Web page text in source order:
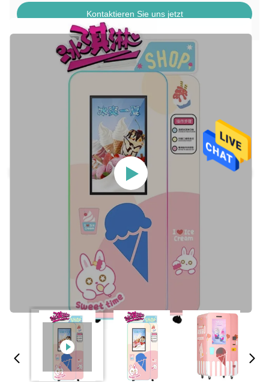
Kontaktieren Sie uns jetzt